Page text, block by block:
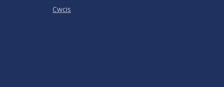
Cwcis